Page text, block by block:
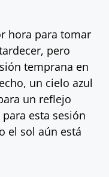
hora para tomar
pero
temprana en
un cielo azul
un reflejo
esta sesión
el sol aún está